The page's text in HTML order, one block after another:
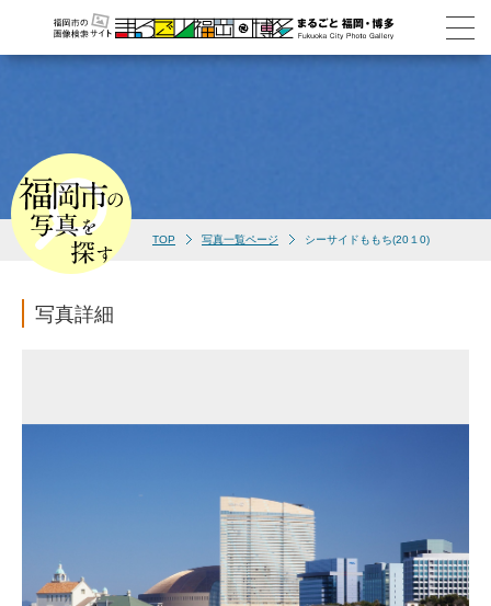
TOP 写真一覧ページ シーサイドももち(20１0)
写真詳細